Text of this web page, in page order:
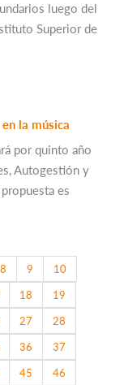
luego del
Superior de
la música
por quinto año
Autogestión y
es
8 9
10
18
19
27
28
36
37
45
46